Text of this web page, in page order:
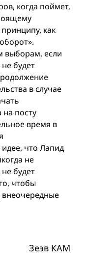
когда поймет,
как
выборам, если
будет
в случае
посту
время в
что Лапид
не
будет
чтобы
внеочередные
Зеэв КАМ